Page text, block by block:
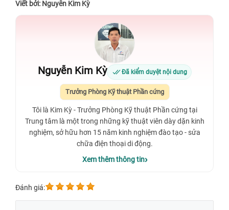
Viết bởi: Nguyễn Kim Kỳ
Nguyễn Kim Kỳ Đã kiểm duyệt nội dung
Trưởng Phòng Kỹ thuật Phần cứng
Tôi là Kim Kỳ - Trưởng Phòng Kỹ thuật Phần cứng tại
Trung tâm là một trong những kỹ thuật viên dày dặn kinh
nghiệm, sở hữu hơn 15 năm kinh nghiệm đào tạo - sửa
chữa điện thoại di động.
Xem thêm thông tin
Đánh giá: